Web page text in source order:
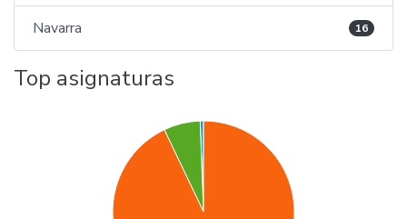
Navarra 16
Top asignaturas